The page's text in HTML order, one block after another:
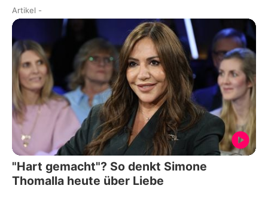
Artikel -
"Hart gemacht"? So denkt Simone
Thomalla heute über Liebe